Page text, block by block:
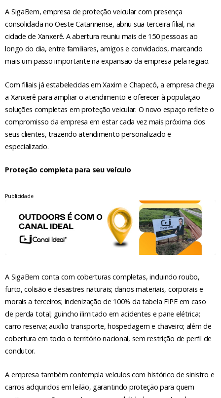
A SigaBem, empresa de proteção veicular com presença
consolidada no Oeste Catarinense, abriu sua terceira filial, na
cidade de Xanxerê. A abertura reuniu mais de 150 pessoas ao
longo do dia, entre familiares, amigos e convidados, marcando
mais um passo importante na expansão da empresa pela região.
Com filiais já estabelecidas em Xaxim e Chapecó, a empresa chega
a Xanxerê para ampliar o atendimento e oferecer à população
soluções completas em proteção veicular. O novo espaço reflete o
compromisso da empresa em estar cada vez mais próxima dos
seus clientes, trazendo atendimento personalizado e
especializado.
Proteção completa para seu veículo
Publicidade
A SigaBem conta com coberturas completas, incluindo roubo,
furto, colisão e desastres naturais; danos materiais, corporais e
morais a terceiros; indenização de 100% da tabela FIPE em caso
de perda total; guincho ilimitado em acidentes e pane elétrica;
carro reserva; auxílio transporte, hospedagem e chaveiro; além de
cobertura em todo o território nacional, sem restrição de perfil de
condutor.
A empresa também contempla veículos com histórico de sinistro e
carros adquiridos em leilão, garantindo proteção para quem